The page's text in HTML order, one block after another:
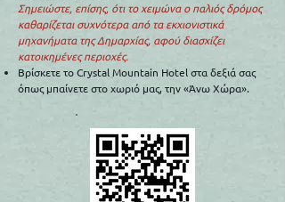
Σημειώστε, επίσης, ότι το χειμώνα ο παλιός δρόμος
καθαρίζεται συχνότερα από τα εκχιονιστικά
μηχανήματα της Δημαρχίας, αφού διασχίζει
κατοικημένες περιοχές.
Βρίσκετε το Crystal Mountain Hotel στα δεξιά σας
όπως μπαίνετε στο χωριό μας, την «Άνω Χώρα».